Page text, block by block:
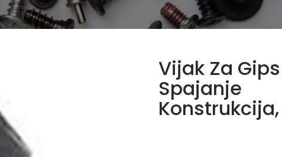
Vijak Za
Spajanje